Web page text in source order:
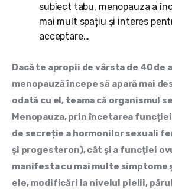
subiect tabu, menopauza a
mai mult spațiu și interes
acceptare…
Dacă te apropii de vârsta de 40 de
menopauză începe să apară mai
odată cu el, teama că organismul
Menopauza, prin încetarea
de secreție a hormonilor sexuali
și progesteron), cât și a funcției
manifesta cu mai multe simptome
ele, modificări la nivelul pielii,